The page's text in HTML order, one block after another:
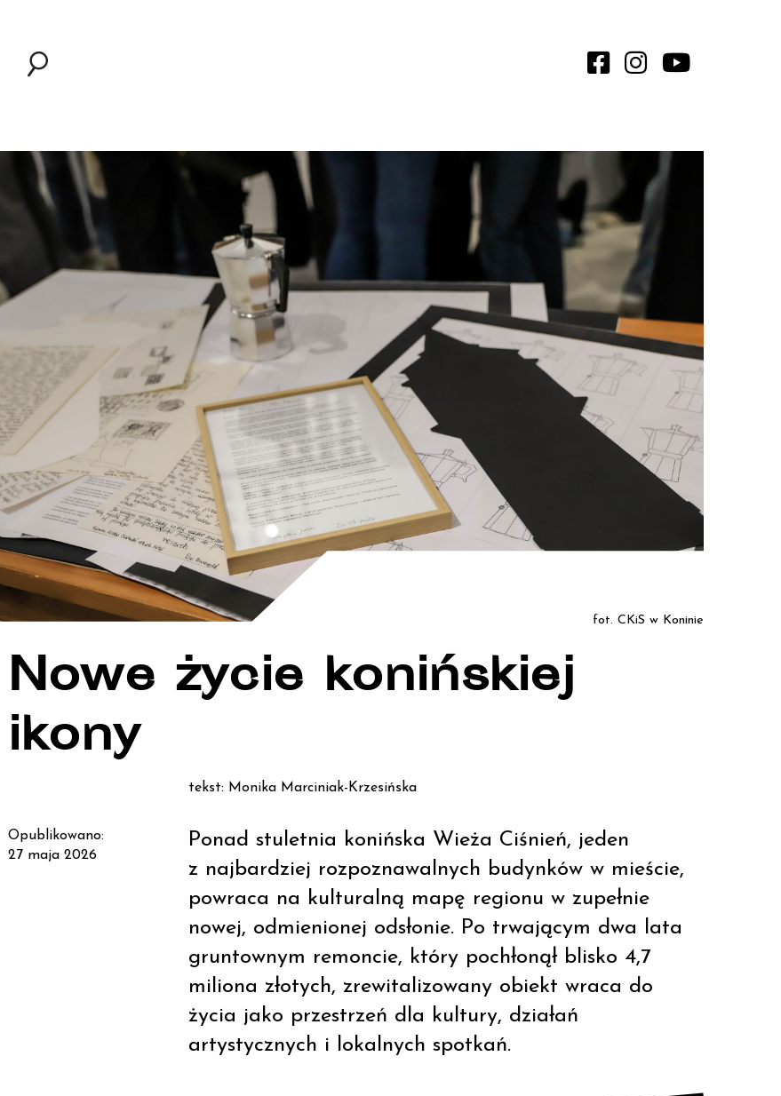
fot. CKiS w Koninie
Nowe życie konińskiej
ikony
tekst: Monika Marciniak-Krzesińska
Opublikowano:
27 maja 2026
Ponad stuletnia konińska Wieża Ciśnień, jeden
z najbardziej rozpoznawalnych budynków w mieście,
powraca na kulturalną mapę regionu w zupełnie
nowej, odmienionej odsłonie. Po trwającym dwa lata
gruntownym remoncie, który pochłonął blisko 4,7
miliona złotych, zrewitalizowany obiekt wraca do
życia jako przestrzeń dla kultury, działań
artystycznych i lokalnych spotkań.